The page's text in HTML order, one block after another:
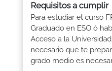
Requisitos a cumplir
Para estudiar el curso
Graduado en ESO ó
Acceso a la
necesario que te
grado medio es